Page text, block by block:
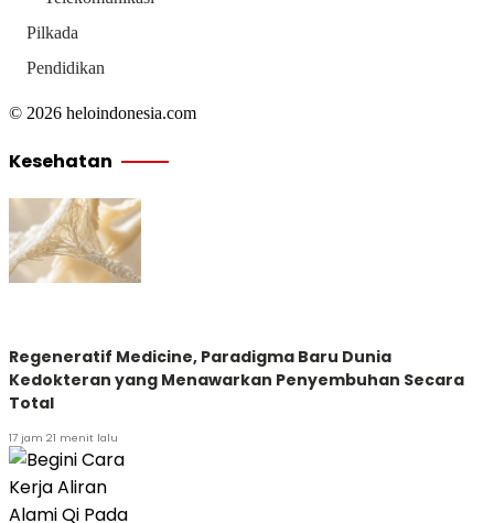
Pilkada
Pendidikan
© 2026 heloindonesia.com
Kesehatan
Regeneratif Medicine, Paradigma Baru Dunia
Kedokteran yang Menawarkan Penyembuhan Secara
Total
17 jam 21 menit lalu